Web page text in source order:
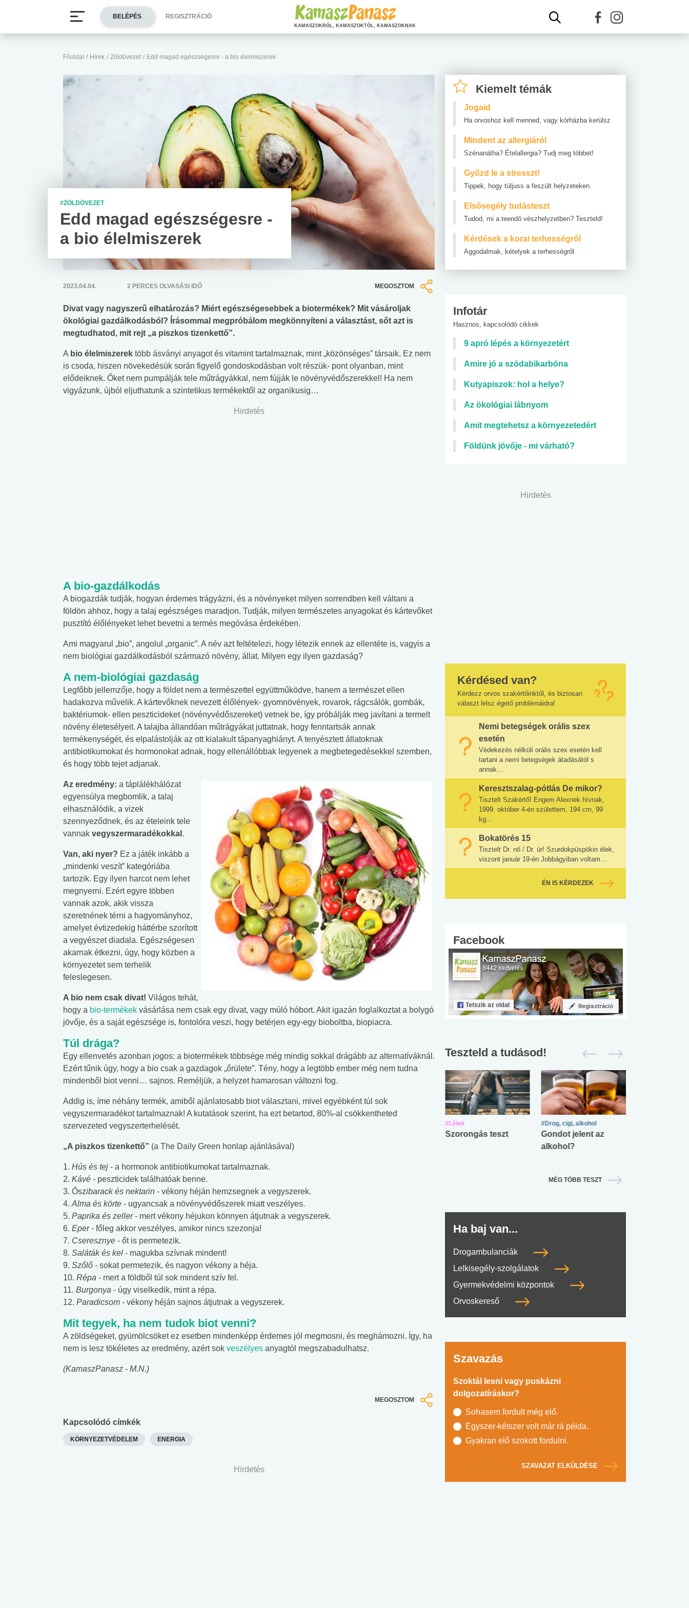
Főoldal / Hírek / Zöldövezet / Edd magad egészségesre - a bio élelmiszerek
#ZÖLDÖVEZET
Edd magad egészségesre -
a bio élelmiszerek
2023.04.04. 2 PERCES OLVASÁSI IDŐ MEGOSZTOM
Divat vagy nagyszerű elhatározás? Miért egészségesebbek a biotermékek? Mit vásároljak
ökológiai gazdálkodásból? Írásommal megpróbálom megkönnyíteni a választást, sőt azt is
megtudhatod, mit rejt „a piszkos tizenkettő”.
A bio élelmiszerek több ásványi anyagot és vitamint tartalmaznak, mint „közönséges” társaik. Ez nem
is csoda, hiszen növekedésük során figyelő gondoskodásban volt részük- pont olyanban, mint
elődeiknek. Őket nem pumpálják tele műtrágyákkal, nem fújják le növényvédőszerekkel! Ha nem
vigyázunk, újból eljuthatunk a szintetikus termékektől az organikusig…
Hirdetés
A bio-gazdálkodás
A biogazdák tudják, hogyan érdemes trágyázni, és a növényeket milyen sorrendben kell váltani a
földön ahhoz, hogy a talaj egészséges maradjon. Tudják, milyen természetes anyagokat és kártevőket
pusztító élőlényeket lehet bevetni a termés megóvása érdekében.
Ami magyarul „bio”, angolul „organic”. A név azt feltételezi, hogy létezik ennek az ellentéte is, vagyis a
nem biológiai gazdálkodásból származó növény, állat. Milyen egy ilyen gazdaság?
A nem-biológiai gazdaság
Legfőbb jellemzője, hogy a földet nem a természettel együttműködve, hanem a természet ellen
hadakozva művelik. A kártevőknek nevezett élőlények- gyomnövények, rovarok, rágcsálók, gombák,
baktériumok- ellen peszticideket (növényvédőszereket) vetnek be, így próbálják meg javítani a termelt
növény életesélyeit. A talajba állandóan műtrágyákat juttatnak, hogy fenntartsák annak
termékenységét, és elpalástolják az ott kialakult tápanyaghiányt. A tenyésztett állatoknak
antibiotikumokat és hormonokat adnak, hogy ellenállóbbak legyenek a megbetegedésekkel szemben,
és hogy több tejet adjanak.
Az eredmény: a táplálékhálózat
egyensúlya megbomlik, a talaj
elhasználódik, a vizek
szennyeződnek, és az ételeink tele
vannak vegyszermaradékokkal .
Van, aki nyer? Ez a játék inkább a
„mindenki veszít” kategóriába
tartozik. Egy ilyen harcot nem lehet
megnyerni. Ezért egyre többen
vannak azok, akik vissza
szeretnének térni a hagyományhoz,
amelyet évtizedekig háttérbe szorított
a vegyészet diadala. Egészségesen
akarnak étkezni, úgy, hogy közben a
környezetet sem terhelik
feleslegesen.
A bio nem csak divat! Világos tehát,
hogy a bio-termékek vásárlása nem csak egy divat, vagy múló hóbort. Akit igazán foglalkoztat a bolygó
jövője, és a saját egészsége is, fontolóra veszi, hogy betérjen egy-egy bioboltba, biopiacra.
Túl drága?
Egy ellenvetés azonban jogos: a biotermékek többsége még mindig sokkal drágább az alternatíváknál.
Ezért tűnik úgy, hogy a bio csak a gazdagok „őrülete”. Tény, hogy a legtöbb ember még nem tudna
mindenből biot venni… sajnos. Reméljük, a helyzet hamarosan változni fog.
Addig is, íme néhány termék, amiből ajánlatosabb biot választani, mivel egyébként túl sok
vegyszermaradékot tartalmaznak! A kutatások szerint, ha ezt betartod, 80%-al csökkentheted
szervezeted vegyszerterhelését.
„A piszkos tizenkettő” (a The Daily Green honlap ajánlásával)
1. Hús és tej - a hormonok antibiotikumokat tartalmaznak.
2. Kávé - peszticidek találhatóak benne.
3. Őszibarack és nektarin - vékony héján hemzsegnek a vegyszerek.
4. Alma és körte - ugyancsak a növényvédőszerek miatt veszélyes.
5. Paprika és zeller- mert vékony héjukon könnyen átjutnak a vegyszerek.
6. Eper- főleg akkor veszélyes, amikor nincs szezonja!
7. Cseresznye - őt is permetezik.
8. Saláták és kel - magukba szívnak mindent!
9. Szőlő - sokat permetezik, és nagyon vékony a héja.
10. Répa - mert a földből túl sok mindent szív fel.
11. Burgonya - úgy viselkedik, mint a répa.
12. Paradicsom - vékony héján sajnos átjutnak a vegyszerek.
Mit tegyek, ha nem tudok biot venni?
A zöldségeket, gyümölcsöket ez esetben mindenképp érdemes jól megmosni, és meghámozni. Így, ha
nem is lesz tökéletes az eredmény, azért sok veszélyes anyagtól megszabadulhatsz.
(KamaszPanasz - M.N.)
MEGOSZTOM
Kapcsolódó címkék
KÖRNYEZETVÉDELEM ENERGIA
Hirdetés
Kiemelt témák
Jogaid
Ha orvoshoz kell menned, vagy kórházba kerülsz
Mindent az allergiáról
Szénanátha? Ételallergia? Tudj meg többet!
Győzd le a stresszt!
Tippek, hogy túljuss a feszült helyzeteken.
Elsősegély tudásteszt
Tudod, mi a teendő vészhelyzetben? Teszteld!
Kérdések a korai terhességről
Aggodalmak, kételyek a terhességről
Infotár
Hasznos, kapcsolódó cikkek
9 apró lépés a környezetért
Amire jó a szódabikarbóna
Kutyapiszok: hol a helye?
Az ökológiai lábnyom
Amit megtehetsz a környezetedért
Földünk jövője - mi várható?
Hirdetés
Kérdésed van?
Kérdezz orvos szakértőinktől, és biztosan
választ lelsz égető problémáidra!
Nemi betegségek orális szex
esetén
Védekezés nélküli orális szex esetén kell
tartani a nemi betegségek átadásától s
annak...
Keresztszalag-pótlás De mikor?
Tisztelt Szakértő! Engem Alexnek hívnak,
1999. október 4-én születtem, 194 cm, 99
kg...
Bokatörés 15
Tisztelt Dr. nő / Dr. úr! Szurdokpüspökin élek,
viszont január 19-én Jobbágyiban voltam...
ÉN IS KÉRDEZEK
Facebook
Teszteld a tudásod!
#Zöldövezet
lábnyomod?
#Betegségek
tudásteszt
nyelvvizsga teszt -
#Lélek
Szorongás teszt
#Drog, cigi, alkohol
Gondot jelent az
alkohol?
MÉG TÖBB TESZT
Ha baj van...
Drogambulanciák
Lelkisegély-szolgálatok
Gyermekvédelmi központok
Orvoskereső
Szavazás
Szoktál lesni vagy puskázni
dolgozatíráskor?
Sohasem fordult még elő.
Egyszer-kétszer volt már rá példa.
Gyakran elő szokott fordulni.
SZAVAZAT ELKÜLDÉSE
BELÉPÉS REGISZTRÁCIÓ
KAMASZOKRÓL, KAMASZOKTÓL, KAMASZOKNAK